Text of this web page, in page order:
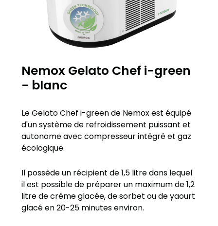
Nemox Gelato Chef i-green
- blanc
Le Gelato Chef i-green de Nemox est équipé
d'un système de refroidissement puissant et
autonome avec compresseur intégré et gaz
écologique.
Il possède un récipient de 1,5 litre dans lequel
il est possible de préparer un maximum de 1,2
litre de crème glacée, de sorbet ou de yaourt
glacé en 20-25 minutes environ.